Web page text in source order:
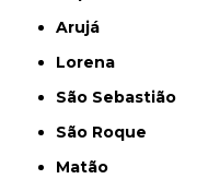
Arujá
Lorena
São Sebastião
São Roque
Matão